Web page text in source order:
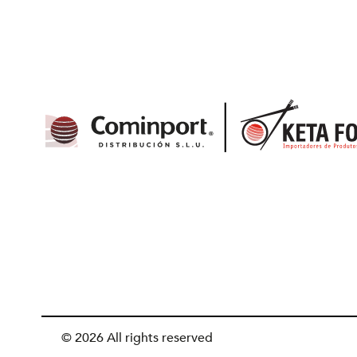
© 2026 All rights reserved